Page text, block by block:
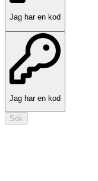
Jag har en kod
Jag har en kod
Sök